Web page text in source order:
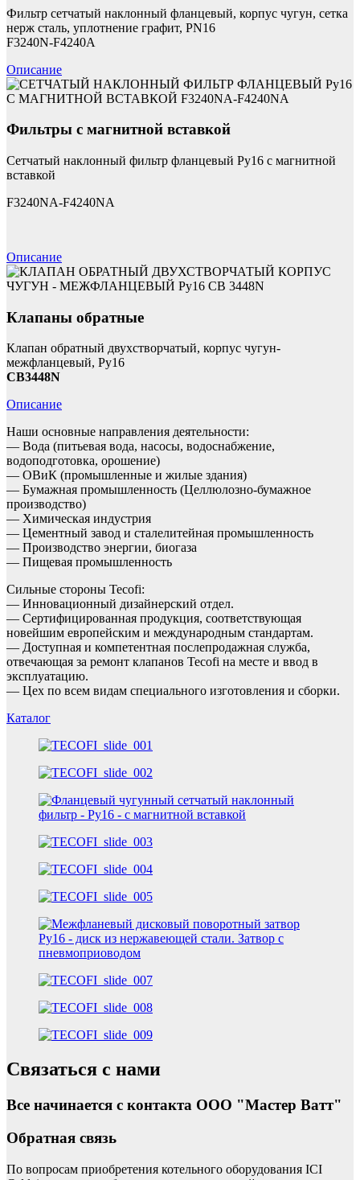
Фильтр сетчатый наклонный фланцевый, корпус чугун, сетка
нерж сталь, уплотнение графит, PN16
F3240N-F4240A
Описание
Фильтры с магнитной вставкой
Сетчатый наклонный фильтр фланцевый Ру16 с магнитной
вставкой
F3240NA-F4240NA
Описание
Клапаны обратные
Клапан обратный двухстворчатый, корпус чугун-
межфланцевый, Ру16
CB3448N
Описание
Наши основные направления деятельности:
— Вода (питьевая вода, насосы, водоснабжение,
водоподготовка, орошение)
— ОВиК (промышленные и жилые здания)
— Бумажная промышленность (Целлюлозно-бумажное
производство)
— Химическая индустрия
— Цементный завод и сталелитейная промышленность
— Производство энергии, биогаза
— Пищевая промышленность
Сильные стороны Tecofi:
— Инновационный дизайнерский отдел.
— Сертифицированная продукция, соответствующая
новейшим европейским и международным стандартам.
— Доступная и компетентная послепродажная служба,
отвечающая за ремонт клапанов Tecofi на месте и ввод в
эксплуатацию.
— Цех по всем видам специального изготовления и сборки.
Каталог
Связаться с нами
Все начинается с контакта ООО "Мастер Ватт"
Обратная связь
По вопросам приобретения котельного оборудования ICI